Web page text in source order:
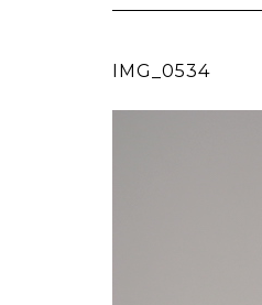
IMG_0534